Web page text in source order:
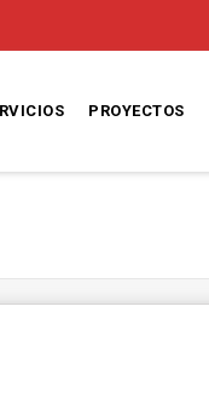
PROYECTOS